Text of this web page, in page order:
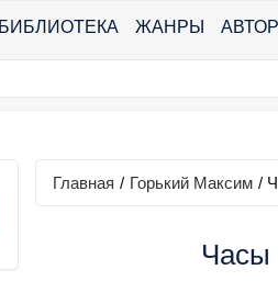
БИБЛИОТЕКА ЖАНРЫ
Главная / Горький Максим /
Часы